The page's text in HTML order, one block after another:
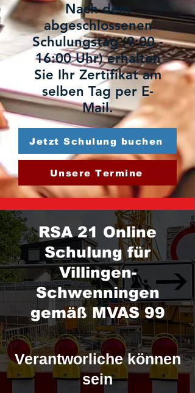
Nach dem
abgeschlossenen
Schulungstag (9:00 -
16:00 Uhr) erhalten
Sie Ihr Zertifikat am
selben Tag per E-
Mail.
Jetzt Schulung buchen
Unsere Termine
RSA 21 Online
Schulung für
Villingen-
Schwenningen
gemäß MVAS 99
Verantworliche können
sein